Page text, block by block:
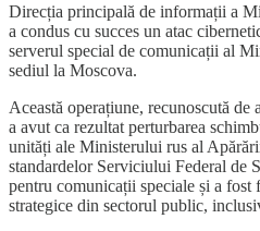
Direcția principală de informații a
a condus cu succes un atac
serverul special de comunicații al
sediul la Moscova.
Această operațiune, recunoscută
a avut ca rezultat perturbarea
unități ale Ministerului rus al
standardelor Serviciului Federal de
pentru comunicații speciale și a
strategice din sectorul public,